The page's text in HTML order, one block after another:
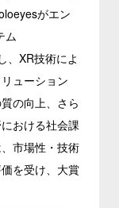
がエン
ム
、XR技術によ
ューション
の向上、さら
おける社会課
市場性・技術
を受け、大賞